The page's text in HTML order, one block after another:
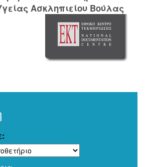
Ασκληπιείου Βούλας